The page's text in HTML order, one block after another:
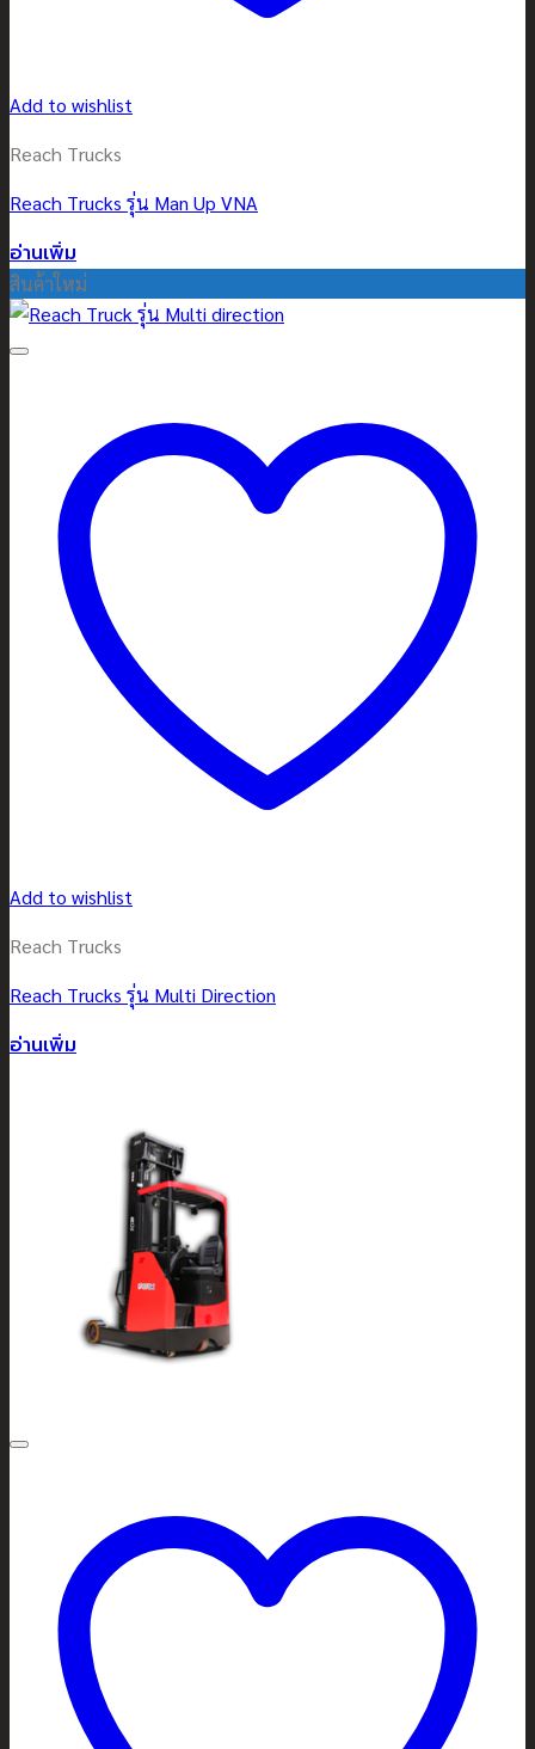
Add to wishlist
Reach Trucks
Reach Trucks รุ่น Man Up VNA
อ่านเพิ่ม
สินค้าใหม่
Add to wishlist
Reach Trucks
Reach Trucks รุ่น Multi Direction
อ่านเพิ่ม